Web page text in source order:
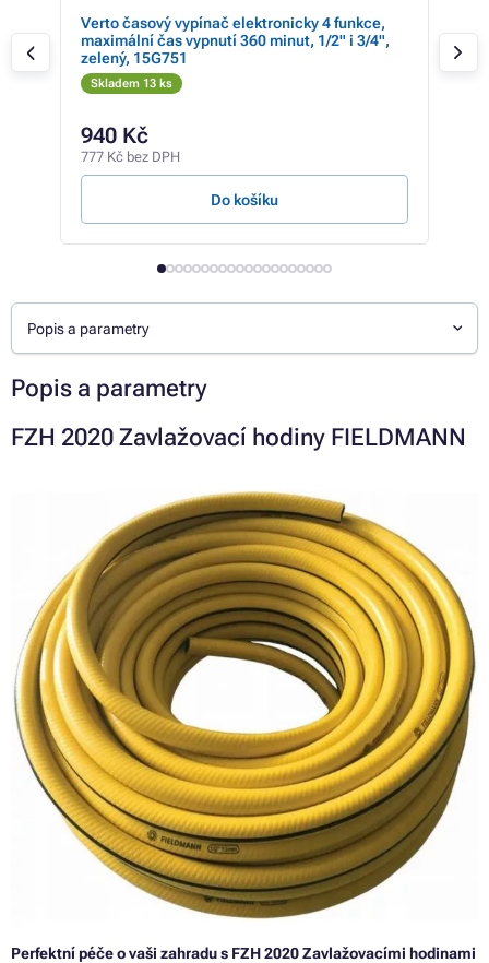
Verto časový vypínač elektronicky 4 funkce,
maximální čas vypnutí 360 minut, 1/2" i 3/4",
zelený, 15G751
Skladem 13 ks
940 Kč
777 Kč bez DPH
Do košíku
Popis a parametry
Popis a parametry
FZH 2020 Zavlažovací hodiny FIELDMANN
Perfektní péče o vaši zahradu s FZH 2020 Zavlažovacími hodinami